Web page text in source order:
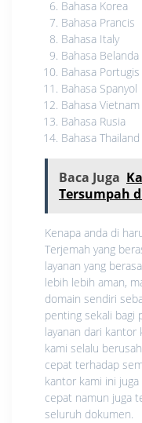
Bahasa Korea
Bahasa Prancis
Bahasa Italy
Bahasa Belanda
Bahasa Portugis
Bahasa Spanyol
Bahasa Vietnam
Bahasa Rusia
Bahasa Thailand
Baca Juga
Tersumpah
Kenapa anda di
Terjemah yang
layanan yang
lebih lebih aman,
domain sendiri
penting sekali bagi
layanan dari kantor
kami selalu
cepat terhadap
kantor kami ini
cepat namun juga
seluruh dokumen.